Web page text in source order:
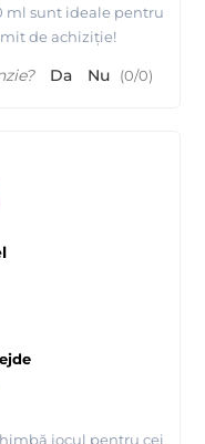
ml sunt ideale pentru
de achiziție!
Da Nu (0/0)
jocul pentru cei